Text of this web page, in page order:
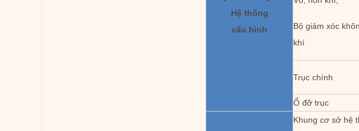
Hệ thống
cấu hình
Bộ giảm xóc
khí
Trục chính
Ổ đỡ trục
Khung cơ sở hệ